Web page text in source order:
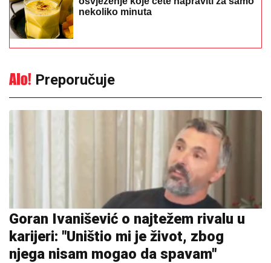
nekoliko minuta
Preporučuje
Goran Ivanišević o najtežem rivalu u
karijeri: "Uništio mi je život, zbog
njega nisam mogao da spavam"